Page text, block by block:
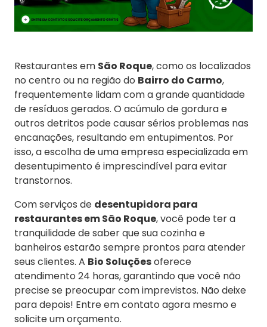
Restaurantes em São Roque, como os localizados
no centro ou na região do Bairro do Carmo,
frequentemente lidam com a grande quantidade
de resíduos gerados. O acúmulo de gordura e
outros detritos pode causar sérios problemas nas
encanações, resultando em entupimentos. Por
isso, a escolha de uma empresa especializada em
desentupimento é imprescindível para evitar
transtornos.
Com serviços de desentupidora para
restaurantes em São Roque, você pode ter a
tranquilidade de saber que sua cozinha e
banheiros estarão sempre prontos para atender
seus clientes. A Bio Soluçõesoferece
atendimento 24 horas, garantindo que você não
precise se preocupar com imprevistos. Não deixe
para depois! Entre em contato agora mesmo e
solicite um orçamento.